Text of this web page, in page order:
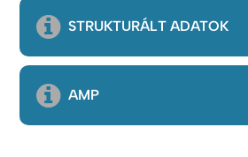
STRUKTURÁLT ADATOK
AMP